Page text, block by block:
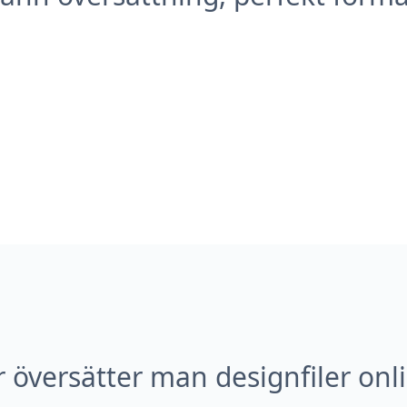
översätter man designfiler